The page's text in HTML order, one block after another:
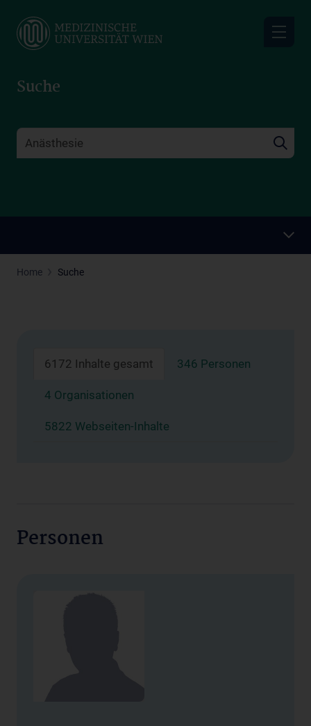
main
Suche
Home Suche
6172 Inhalte gesamt 346 Personen
4 Organisationen
5822 Webseiten-Inhalte
Personen